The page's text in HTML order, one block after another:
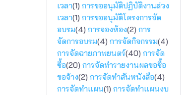
เวลา(1) การขออนุมัติปฏิบัติงานล่วง
เวลา(1) การขออนุมัติโครงการจัด
อบรม(4) การจองห้อง(2) การ
จัดการอบรม(4) การจัดกิจกรรม(4)
การจัดฉายภาพยนตร์(40) การจัด
ซื้อ(20) การจัดทำรายงานผลขอซื้อ
ขอจ้าง(2) การจัดทำสันหนังสือ(4)
การจัดทำแผน(1) การจัดทำแผนงบ